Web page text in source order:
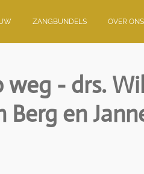
ZANGBUNDELS OVER ONS
weg - drs.
Berg en